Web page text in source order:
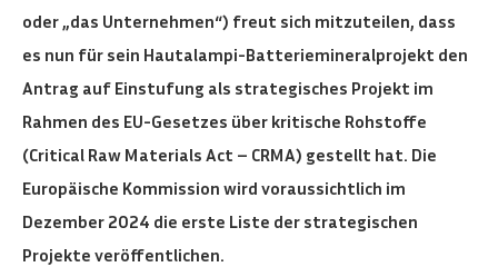
oder „das Unternehmen“) freut sich mitzuteilen, dass
es nun für sein Hautalampi-Batteriemineralprojekt den
Antrag auf Einstufung als strategisches Projekt im
Rahmen des EU-Gesetzes über kritische Rohstoffe
(Critical Raw Materials Act – CRMA) gestellt hat. Die
Europäische Kommission wird voraussichtlich im
Dezember 2024 die erste Liste der strategischen
Projekte veröffentlichen.